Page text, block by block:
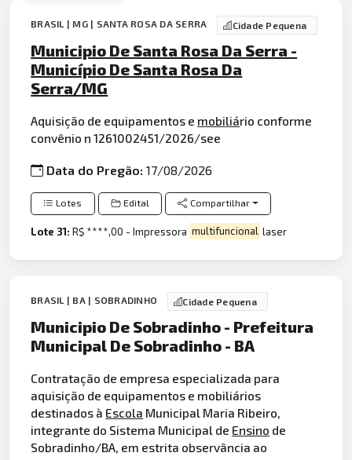
BRASIL | MG | SANTA ROSA DA SERRA Cidade Pequena
Municipio De Santa Rosa Da Serra -
Município De Santa Rosa Da
Serra/MG
Aquisição de equipamentos e mobiliário conforme
convênio n 1261002451/2026/see
Data do Pregão:17/08/2026
Lotes Edital Compartilhar
Lote 31:R$ ****,00 - Impressora multifuncional laser
BRASIL | BA | SOBRADINHO Cidade Pequena
Municipio De Sobradinho - Prefeitura
Municipal De Sobradinho - BA
Contratação de empresa especializada para
aquisição de equipamentos e mobiliários
destinados à Escola Municipal Maria Ribeiro,
integrante do Sistema Municipal de Ensino de
Sobradinho/BA, em estrita observância ao